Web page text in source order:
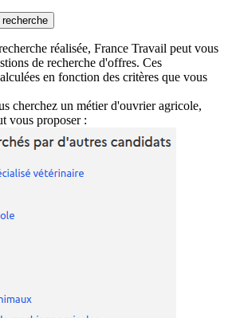
réalisée, France Travail peut vous
de recherche d'offres. Ces
en fonction des critères que vous
cherchez un métier d'ouvrier agricole,
vous proposer :